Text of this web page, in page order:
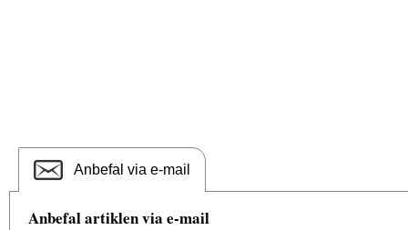
Anbefal via e-mail
Anbefal artiklen via e-mail